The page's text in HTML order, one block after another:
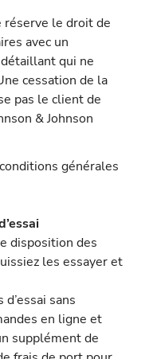
réserve le droit de
avec un
qui ne
cessation de la
pas le client de
& Johnson
générales
disposition des
les essayer et
sans
en ligne et
supplément de